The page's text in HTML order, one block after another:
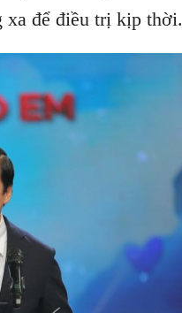
xa để điều trị kịp thời.